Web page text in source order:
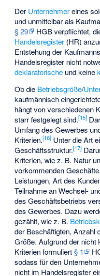
Der Unternehmereines
und unmittelbar als
§ 29
HGB verpflichtet,
Handelsregister (HR)
Entstehung der
Handelsregister nicht
deklaratorische und keine
Ob die Betriebsgröße/
kaufmännisch
hängt von verschiedenen
starr festgelegt sind.[15]
Umfang des Gewerbes
Kriterien.[16] Unter die Art
Geschäftsstruktur.[17]
Kriterien, wie z. B. Natur
vorkommenden
Leistungen, Art des
Teilnahme an Wechsel-
des Geschäftsbetriebs
des Gewerbes. Dazu
gezählt, wie z. B.
der Beschäftigten, Anzahl
Größe. Aufgrund der nicht
Kriterien formuliert§ 1
sodass für den
nicht im Handelsregister